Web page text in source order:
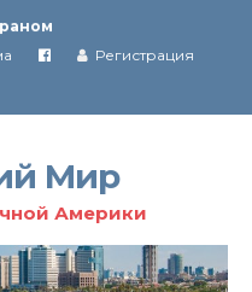
в Иране Регистрация
Мир
Америки